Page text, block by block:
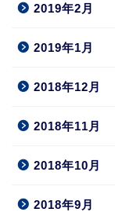
2019年2月
2019年1月
2018年12月
2018年11月
2018年10月
2018年9月